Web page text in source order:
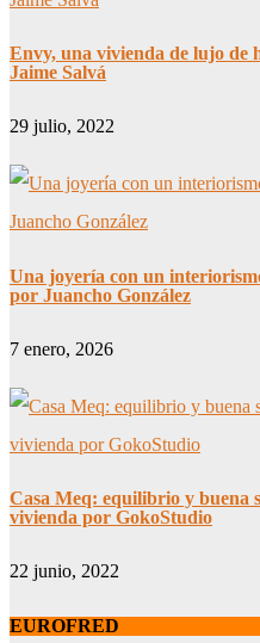
Envy, una vivienda de lujo de
Jaime Salvá
29 julio, 2022
Una joyería con un
por Juancho González
7 enero, 2026
Casa Meq: equilibrio y buena
vivienda por GokoStudio
22 junio, 2022
EUROFRED